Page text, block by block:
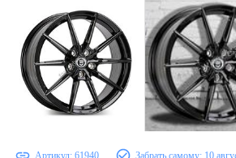
Артикул: 61940 Забрать самому: 10